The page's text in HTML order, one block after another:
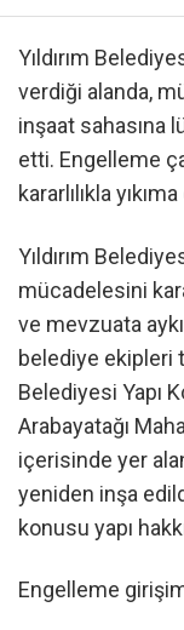
Yıldırım
verdiği alanda,
inşaat sahasına
etti. Engelleme
kararlılıkla
Yıldırım
mücadelesini
ve mevzuata
belediye ekipleri
Belediyesi Yapı
Arabayatağı
içerisinde yer
yeniden inşa
konusu yapı
Engelleme